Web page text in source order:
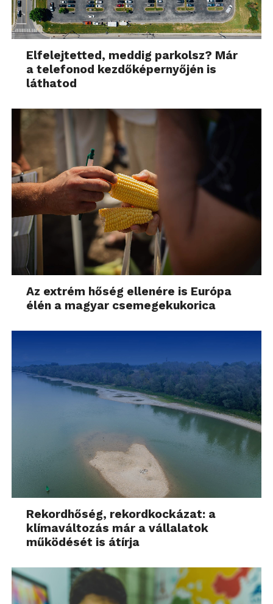
Elfelejtetted, meddig parkolsz? Már
a telefonod kezdőképernyőjén is
láthatod
Az extrém hőség ellenére is Európa
élén a magyar csemegekukorica
Rekordhőség, rekordkockázat: a
klímaváltozás már a vállalatok
működését is átírja